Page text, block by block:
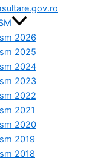
2026
2025
2024
2023
2022
2021
2020
2019
2018